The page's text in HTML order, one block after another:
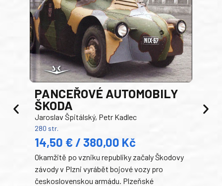
PANCEŘOVÉ AUTOMOBILY
ŠKODA
Jaroslav Špitálský, Petr Kadlec
280 str.
14,50 € / 380,00 Kč
Okamžitě po vzniku republiky začaly Škodovy
závody v Plzni vyrábět bojové vozy pro
československou armádu. Plzeňské